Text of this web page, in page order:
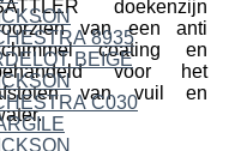
doekenzijn
van een anti
coating en
voor het
van vuil en